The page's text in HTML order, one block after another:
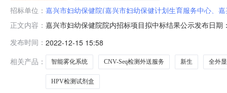
招标单位： 嘉兴市妇幼保健院(嘉兴市妇幼保健计划生育服务中心、
正文内容： 嘉兴市妇幼保健院院内招标项目拟中标结果公示发布日
供应商不足三家二流产物CNV-Seq检测外送服务有效供
三家五转运床嘉兴嘉科
发布时间： 2022-12-15 15:58
相关产品：
智能雾化系统 CNV-Seq检测外送服务 新生 全外
HPV检测试剂盒